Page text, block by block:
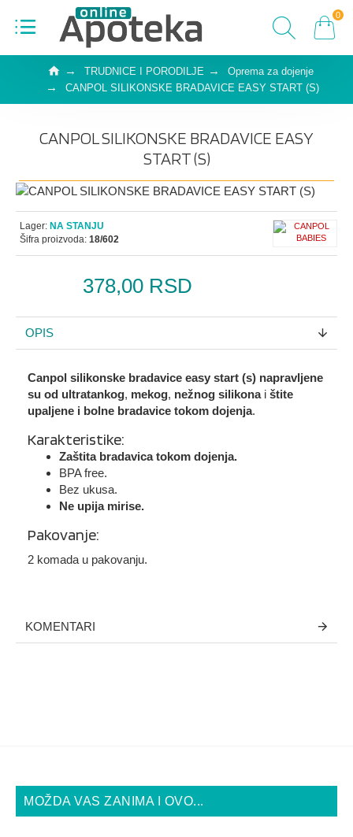
0
TRUDNICE I PORODILJE
Oprema za dojenje
CANPOL SILIKONSKE BRADAVICE EASY START (S)
CANPOL SILIKONSKE BRADAVICE EASY
START (S)
378,00 RSD
Lager: NA STANJU
Šifra proizvoda: 18/602
OPIS
Canpol silikonske bradavice easy start (s) napravljene
su od ultratankog, mekog, nežnog silikonai štite
upaljene i bolne bradavice tokom dojenja.
Karakteristike:
Zaštita bradavica tokom dojenja.
BPA free.
Bez ukusa.
Ne upija mirise.
Pakovanje:
2 komada u pakovanju.
KOMENTARI
MOŽDA VAS ZANIMA I OVO...